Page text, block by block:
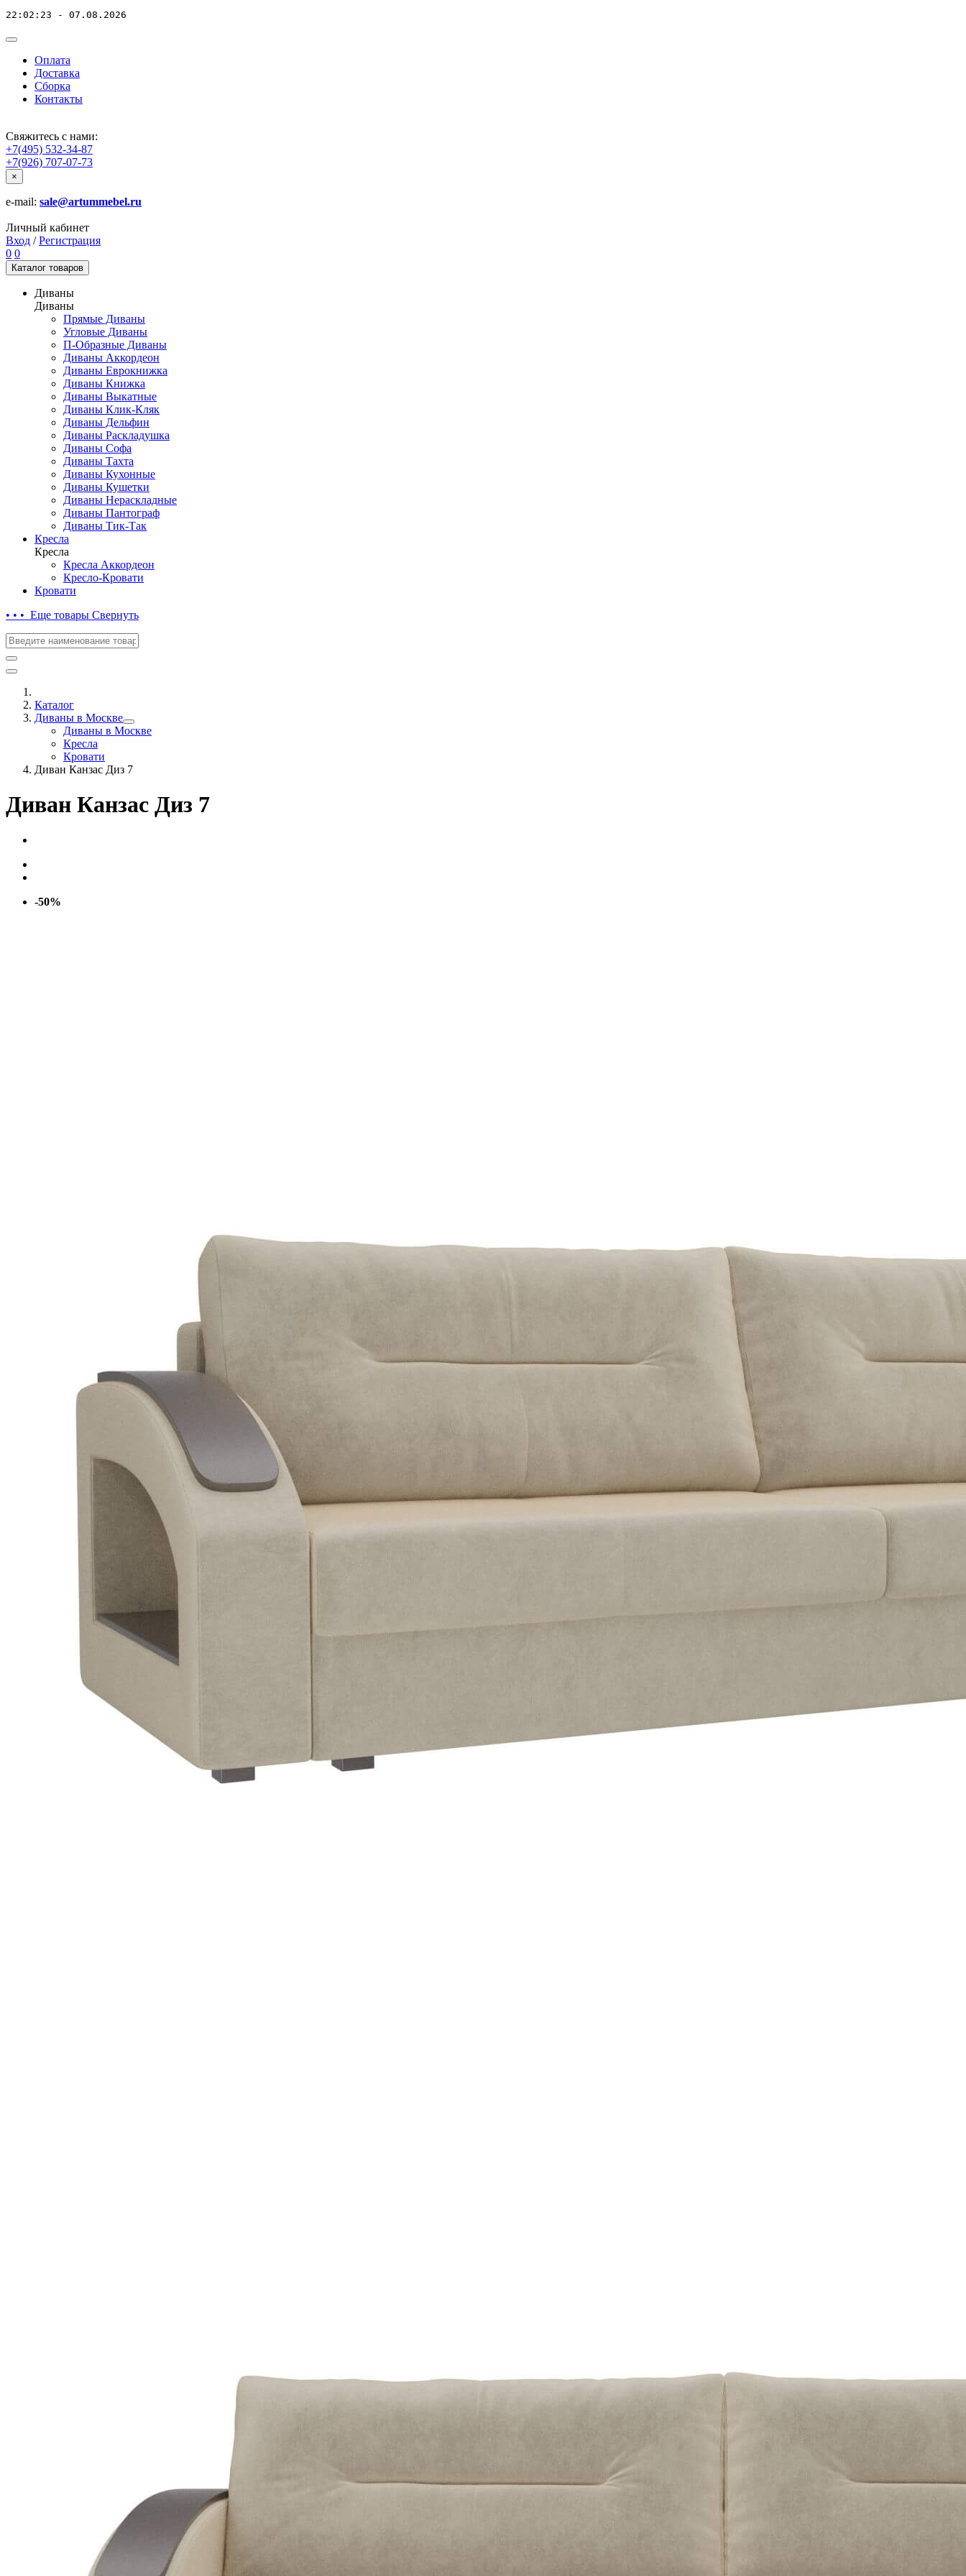
22:02:23 - 07.08.2026
Оплата
Доставка
Сборка
Контакты
Свяжитесь с нами:
+7(495) 532-34-87
+7(926) 707-07-73
×
e-mail: sale@artummebel.ru
Личный кабинет
Вход / Регистрация
0 0
Каталог товаров
Диваны
Диваны
Прямые Диваны
Угловые Диваны
П-Образные Диваны
Диваны Аккордеон
Диваны Еврокнижка
Диваны Книжка
Диваны Выкатные
Диваны Клик-Кляк
Диваны Дельфин
Диваны Раскладушка
Диваны Софа
Диваны Тахта
Диваны Кухонные
Диваны Кушетки
Диваны Нераскладные
Диваны Пантограф
Диваны Тик-Так
Кресла
Кресла
Кресла Аккордеон
Кресло-Кровати
Кровати
• • • Еще товары Свернуть
Каталог
Диваны в Москве
Диваны в Москве
Кресла
Кровати
Диван Канзас Диз 7
Диван Канзас Диз 7
-50%